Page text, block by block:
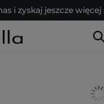
i zyskaj jeszcze
się na newsletter
i zyskaj jeszcze więcej